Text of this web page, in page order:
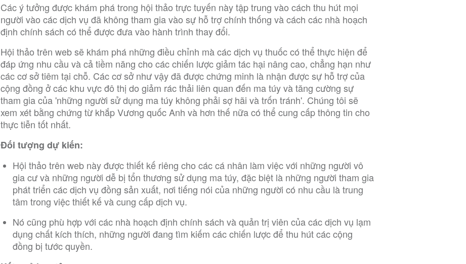
Các ý tưởng được khám phá trong hội thảo trực tuyến này tập trung vào cách thu hút mọi
người vào các dịch vụ đã không tham gia vào sự hỗ trợ chính thống và cách các nhà hoạch
định chính sách có thể được đưa vào hành trình thay đổi.
Hội thảo trên web sẽ khám phá những điều chỉnh mà các dịch vụ thuốc có thể thực hiện để
đáp ứng nhu cầu và cả tiềm năng cho các chiến lược giảm tác hại nâng cao, chẳng hạn như
các cơ sở tiêm tại chỗ. Các cơ sở như vậy đã được chứng minh là nhận được sự hỗ trợ của
cộng đồng ở các khu vực đô thị do giảm rác thải liên quan đến ma túy và tăng cường sự
tham gia của 'những người sử dụng ma túy không phải sợ hãi và trốn tránh'. Chúng tôi sẽ
xem xét bằng chứng từ khắp Vương quốc Anh và hơn thế nữa có thể cung cấp thông tin cho
thực tiễn tốt nhất.
Đối tượng dự kiến:
Hội thảo trên web này được thiết kế riêng cho các cá nhân làm việc với những người vô
gia cư và những người dễ bị tổn thương sử dụng ma túy, đặc biệt là những người tham gia
phát triển các dịch vụ đồng sản xuất, nơi tiếng nói của những người có nhu cầu là trung
tâm trong việc thiết kế và cung cấp dịch vụ.
Nó cũng phù hợp với các nhà hoạch định chính sách và quản trị viên của các dịch vụ lạm
dụng chất kích thích, những người đang tìm kiếm các chiến lược để thu hút các cộng
đồng bị tước quyền.